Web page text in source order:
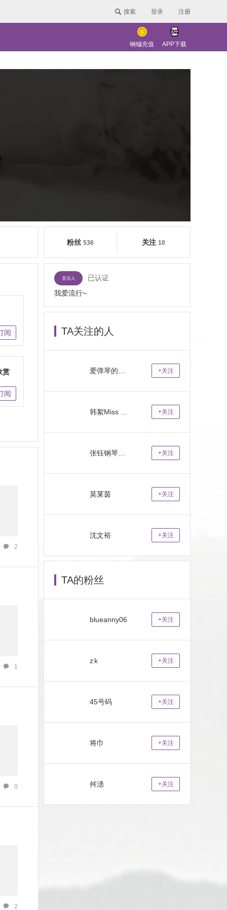
搜索 登录 注册
钢镚充值 APP下载
粉丝 536 关注 10
阅
赏
阅
2
1
0
2
音乐人
已认证
我爱流行~
TA关注的人
+关注
+关注
+关注
莫莱茵 +关注
沈文裕 +关注
TA的粉丝
blueanny06 +关注
z k +关注
45号码 +关注
将巾 +关注
舛漶 +关注